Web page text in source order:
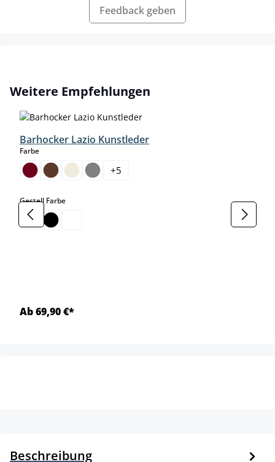
Feedback geben
Produktgalerie überspringen
Weitere Empfehlungen
Barhocker Lazio Kunstleder
Farbeauswählen
+5
Gestell Farbeauswählen
Ab 69,90 €*
Beschreibung